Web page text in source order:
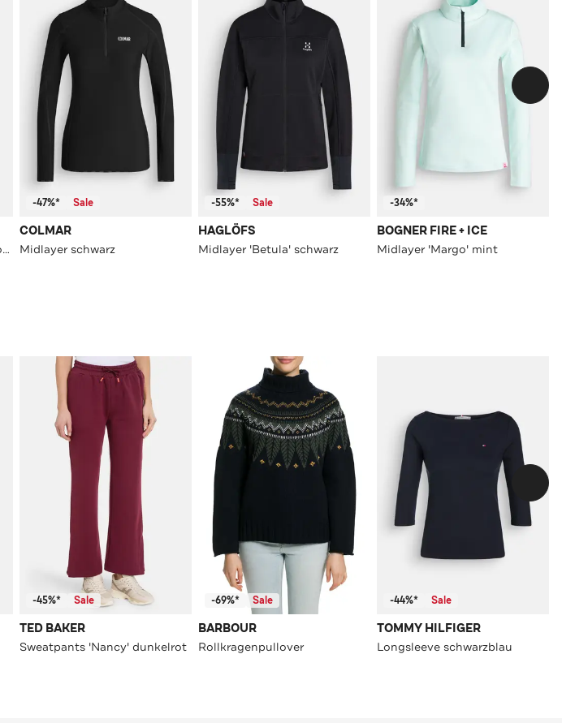
Fleece-Troyer 'Helvetia™' neonrosa
-47%* Sale
COLMAR
Midlayer schwarz
-55%* Sale
HAGLÖFS
Midlayer 'Betula' schwarz
-34%*
BOGNER FIRE + ICE
Midlayer 'Margo' mint
-45%* Sale
TED BAKER
Sweatpants 'Nancy' dunkelrot
-69%* Sale
BARBOUR
Rollkragenpullover
-44%* Sale
TOMMY HILFIGER
Longsleeve schwarzblau